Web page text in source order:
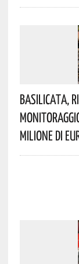
Basilicata,
Milione Di